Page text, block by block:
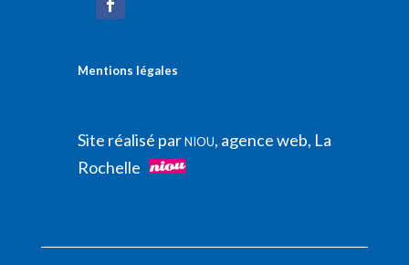
Mentions légales
Site réalisé parNIOU, agence web, La
Rochelle